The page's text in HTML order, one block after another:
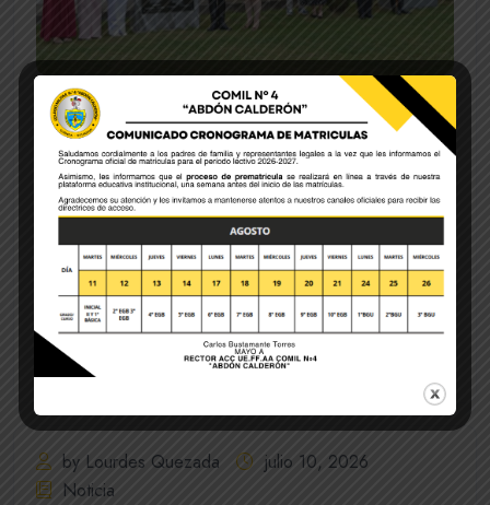
by Lourdes Quezada
julio 10, 2026
Noticia
XXIX entregó Busto al plantel.
En un acto tradicional y lleno de fervor cívico, la Unidad
Educativa de Fuerzas Armadas Colegio Militar N°4
“Abdón Calderón”...
READ MORE
by Lourdes Quezada
julio 10, 2026
Noticia